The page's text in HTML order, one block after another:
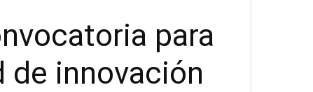
para
de innovación